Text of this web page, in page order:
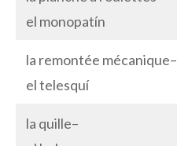
el monopatín
la remontée mécanique–
el telesquí
la quille–